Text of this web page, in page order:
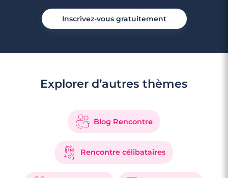
4 minutes
Inscrivez-vous gratuitement
Explorer d’autres thèmes
Blog Rencontre
Rencontre célibataires